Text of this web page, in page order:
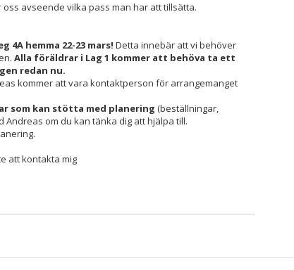
avseende vilka pass man har att tillsätta.
4A hemma 22-23 mars! Detta innebär att vi behöver
Alla föräldrar i Lag 1 kommer att behöva ta ett
redan nu.
kommer att vara kontaktperson för arrangemanget
som kan stötta med planering (beställningar,
Andreas om du kan tänka dig att hjälpa till.
att kontakta mig